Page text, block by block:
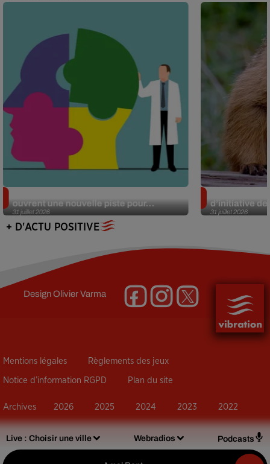
Live : Choisir une ville Webradios Podcasts
31 juillet 2026
ouvrent une nouvelle piste pour...
31 juillet 2026
d’initiative
+ D'ACTU POSITIVE
DesignOlivier Varma
Mentions légales Règlements des jeux
Notice d’information RGPD Plan du site
Archives 2026 2025 2024 2023 2022